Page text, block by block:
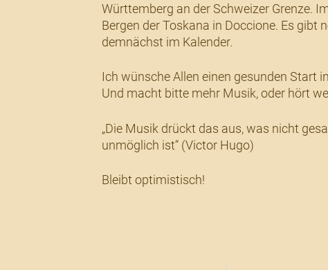
Württemberg an der Schweizer Grenze.
Bergen der Toskana in Doccione. Es gibt
demnächst im Kalender.
Ich wünsche Allen einen gesunden Start
Und macht bitte mehr Musik, oder hört
„Die Musik drückt das aus, was nicht
unmöglich ist“ (Victor Hugo)
Bleibt optimistisch!